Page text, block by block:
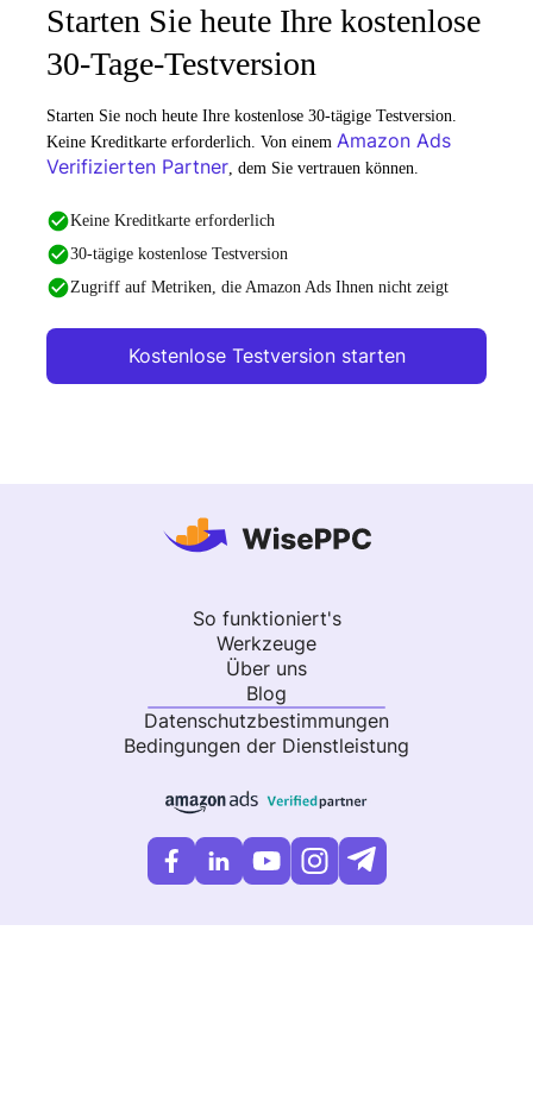
Starten Sie heute Ihre kostenlose
30-Tage-Testversion
Starten Sie noch heute Ihre kostenlose 30-tägige Testversion.
Keine Kreditkarte erforderlich. Von einem Amazon Ads
Verifizierten Partner , dem Sie vertrauen können.
Keine Kreditkarte erforderlich
30-tägige kostenlose Testversion
Zugriff auf Metriken, die Amazon Ads Ihnen nicht zeigt
Kostenlose Testversion starten
So funktioniert's
Werkzeuge
Über uns
Blog
Datenschutzbestimmungen
Bedingungen der Dienstleistung